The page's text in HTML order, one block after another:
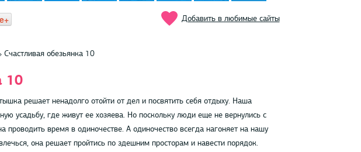
Добавить в любимые сайты
› Счастливая обезьянка 10
10
решает ненадолго отойти от дел и посвятить себя отдыху. Наша
усадьбу, где живут ее хозяева. Но поскольку люди еще не вернулись с
проводить время в одиночестве. А одиночество всегда нагоняет на нашу
она решает пройтись по здешним просторам и навести порядок.